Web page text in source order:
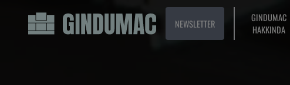
NEWSLETTER
GINDUMAC
HAKKINDA